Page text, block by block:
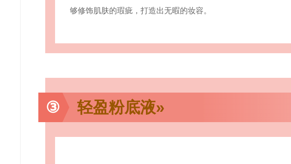
够修饰肌肤的瑕疵，打造出无暇的妆容。
③ 轻盈粉底液»